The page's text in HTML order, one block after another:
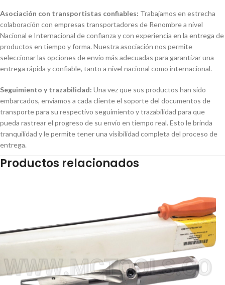
Asociación con transportistas confiables: Trabajamos en estrecha
colaboración con empresas transportadores de Renombre a nivel
Nacional e Internacional de confianza y con experiencia en la entrega de
productos en tiempo y forma. Nuestra asociación nos permite
seleccionar las opciones de envío más adecuadas para garantizar una
entrega rápida y confiable, tanto a nivel nacional como internacional.
Seguimiento y trazabilidad: Una vez que sus productos han sido
embarcados, enviamos a cada cliente el soporte del documentos de
transporte para su respectivo seguimiento y trazabilidad para que
pueda rastrear el progreso de su envío en tiempo real. Esto le brinda
tranquilidad y le permite tener una visibilidad completa del proceso de
entrega.
Productos relacionados